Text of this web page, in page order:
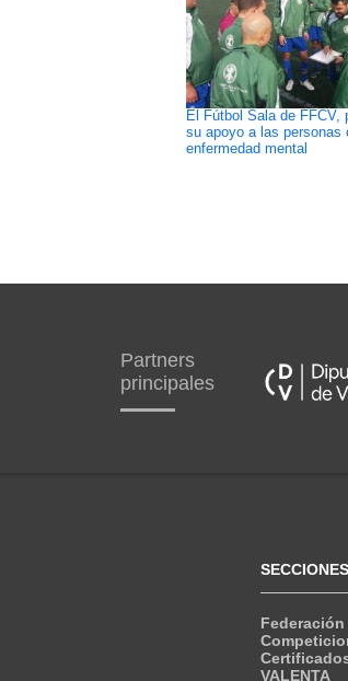
El Fútbol Sala de FFCV,
su apoyo a las personas
enfermedad mental
Partners
principales
SECCIONES
Federación
VALENTA